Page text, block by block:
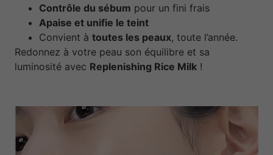
Contrôle du sébum pour un fini frais
Apaise et unifie le teint
Convient à toutes les peaux, toute l’année.
Redonnez à votre peau son équilibre et sa
luminosité avec Replenishing Rice Milk !